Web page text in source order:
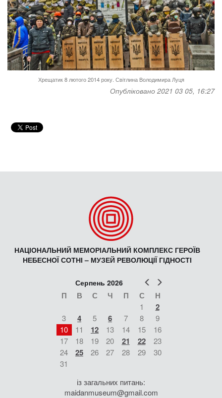
Хрещатик 8 лютого 2014 року. Світлина Володимира Луця
Опубліковано 2021 03 05, 16:27
НАЦІОНАЛЬНИЙ МЕМОРІАЛЬНИЙ КОМПЛЕКС ГЕРОЇВ
НЕБЕСНОЇ СОТНІ – МУЗЕЙ РЕВОЛЮЦІЇ ГІДНОСТІ
Попер
Серпень 2026
П В С Ч П С Н
1 2
3 4 5 6 7 8
9
10
11 12 13 14 15
16
17
18 19 20 21 22
23
24
25 26 27 28 29
30
31
із загальних питань:
maidanmuseum@gmail.com